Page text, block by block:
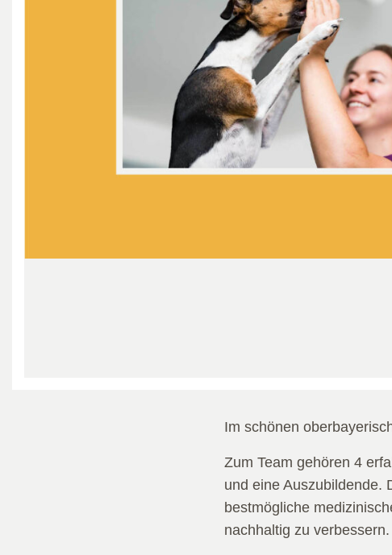
Im schönen
Zum Team gehören 4
und eine Auszubildende.
bestmögliche
nachhaltig zu verbessern.